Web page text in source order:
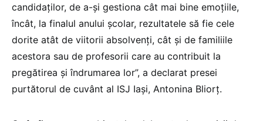
candidaţilor, de a-şi gestiona cât mai bine emoţiile,
încât, la finalul anului şcolar, rezultatele să fie cele
dorite atât de viitorii absolvenţi, cât şi de familiile
acestora sau de profesorii care au contribuit la
pregătirea şi îndrumarea lor”, a declarat presei
purtătorul de cuvânt al ISJ Iaşi, Antonina Bliorţ.